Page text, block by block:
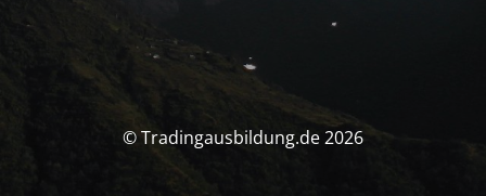
© Tradingausbildung.de 2026